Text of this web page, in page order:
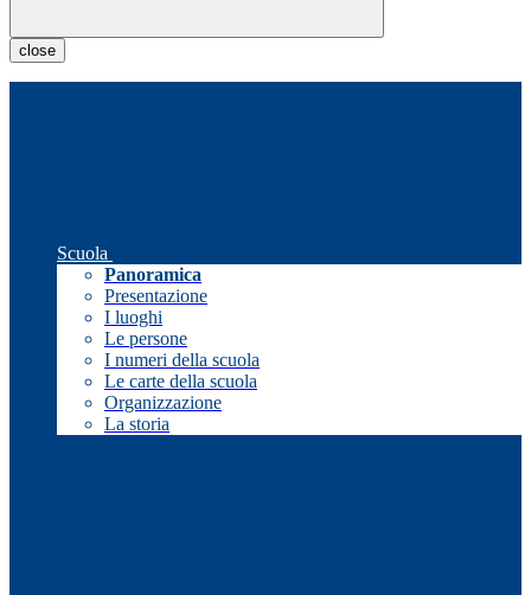
close
Scuola
Panoramica
Presentazione
I luoghi
Le persone
I numeri della scuola
Le carte della scuola
Organizzazione
La storia